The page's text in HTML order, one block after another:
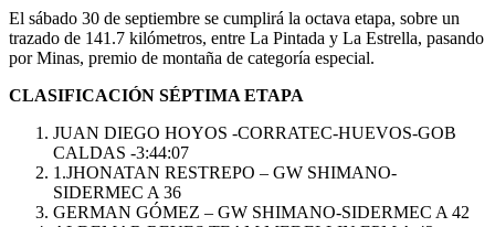
El sábado 30 de septiembre se cumplirá la octava etapa, sobre un
trazado de 141.7 kilómetros, entre La Pintada y La Estrella, pasando
por Minas, premio de montaña de categoría especial.
CLASIFICACIÓN SÉPTIMA ETAPA
JUAN DIEGO HOYOS -CORRATEC-HUEVOS-GOB
CALDAS -3:44:07
1.JHONATAN RESTREPO – GW SHIMANO-
SIDERMEC A 36
GERMAN GÓMEZ – GW SHIMANO-SIDERMEC A 42